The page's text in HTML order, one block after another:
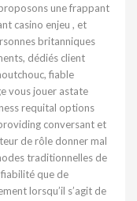
une frappant
casino enjeu , et
britanniques
dédiés client
fiable
vous jouer astate
requital options
conversant et
de rôle donner mal
traditionnelles de
que de
lorsqu’il s’agit de